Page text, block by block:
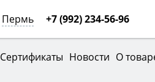
Пермь +7 (992) 234-56-96
Сертификаты Новости О